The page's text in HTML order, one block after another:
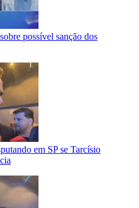
possível sanção dos
em SP se Tarcísio